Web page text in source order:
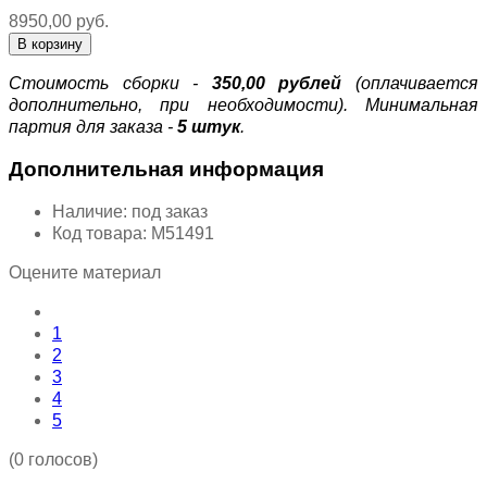
8950,00 руб.
Стоимость сборки - 350,00 рублей (оплачивается
дополнительно, при необходимости). Минимальная
партия для заказа - 5 штук.
Дополнительная информация
Наличие: под заказ
Код товара: М51491
Оцените материал
1
2
3
4
5
(0 голосов)